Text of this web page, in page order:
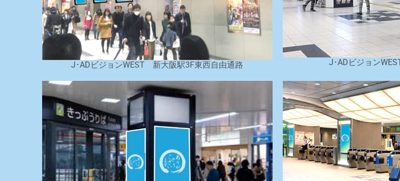
J･ADビジョンWEST 新大阪駅3F東西自由通路 J･ADビジョン